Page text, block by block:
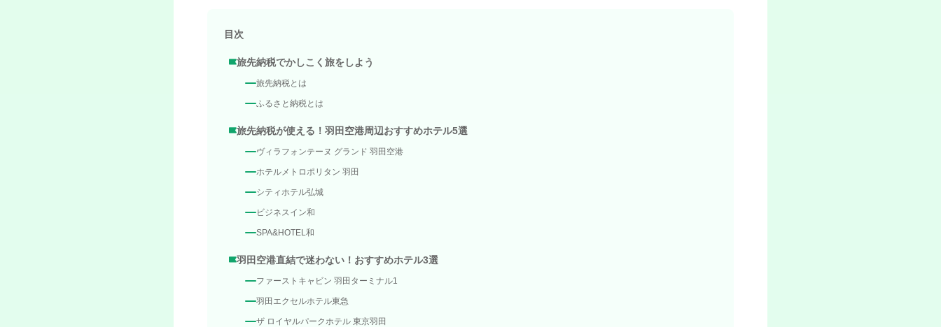
目次
旅先納税でかしこく旅をしよう
旅先納税とは
ふるさと納税とは
旅先納税が使える！羽田空港周辺おすすめホテル5選
ヴィラフォンテーヌ グランド 羽田空港
ホテルメトロポリタン 羽田
シティホテル弘城
ビジネスイン和
SPA&HOTEL和
羽田空港直結で迷わない！おすすめホテル3選
ファーストキャビン 羽田ターミナル1
羽田エクセルホテル東急
ザ ロイヤルパークホテル 東京羽田